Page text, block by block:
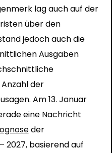
lag auch auf der
über den
jedoch auch die
Ausgaben
der
Am 13. Januar
eine Nachricht
der
2027,basierend auf